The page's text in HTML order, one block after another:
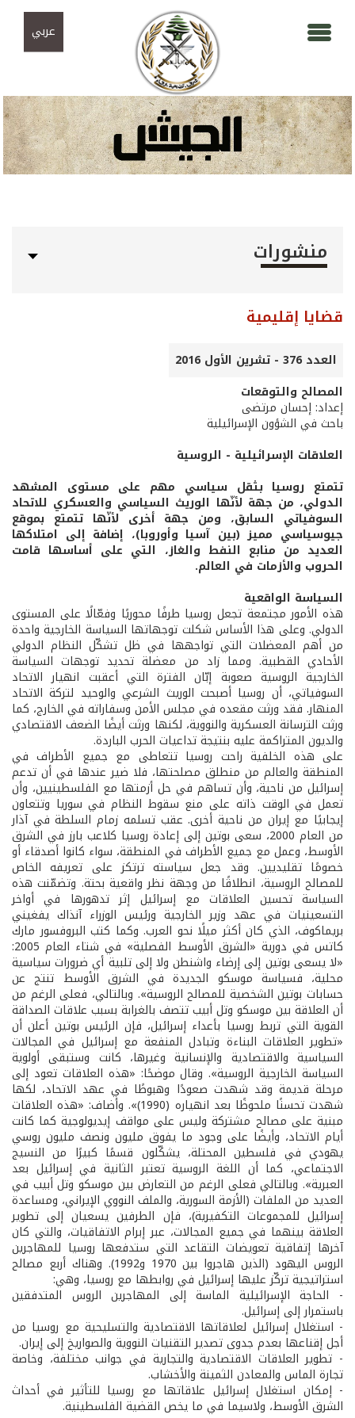
عربي
منشورات
قضايا إقليمية
العدد 376 - تشرين الأول 2016
المصالح والتوقعات
إعداد: إحسان مرتضى
باحث في الشؤون الإسرائيلية
العلاقات الإسرائيلية - الروسية
تتمتع روسيا بثقل سياسي مهم على مستوى المشهد
الدولي، من جهة لأنّها الوريث السياسي والعسكري للاتحاد
السوفياتي السابق، ومن جهة أخرى لأنّها تتمتع بموقع
جيوسياسي مميز (بين آسيا وأوروبا)، إضافة إلى امتلاكها
العديد من منابع النفط والغاز، التي على أساسها قامت
الحروب والأزمات في العالم.
السياسة الواقعية
هذه الأمور مجتمعة تجعل روسيا طرفًا محوريًا وفعّالًا على المستوى
الدولي. وعلى هذا الأساس شكلت توجهاتها السياسة الخارجية واحدة
من أهم المعضلات التي تواجهها في ظل تشكّل النظام الدولي
الأحادي القطبية. ومما زاد من معضلة تحديد توجهات السياسة
الخارجية الروسية صعوبة إبّان الفترة التي أعقبت انهيار الاتحاد
السوفياتي، أن روسيا أصبحت الوريث الشرعي والوحيد لتركة الاتحاد
المنهار. فقد ورثت مقعده في مجلس الأمن وسفاراته في الخارج، كما
ورثت الترسانة العسكرية والنووية، لكنها ورثت أيضًا الضعف الاقتصادي
والديون المتراكمة عليه بنتيجة تداعيات الحرب الباردة.
على هذه الخلفية راحت روسيا تتعاطى مع جميع الأطراف في
المنطقة والعالم من منطلق مصلحتها، فلا ضير عندها في أن تدعم
إسرائيل من ناحية، وأن تساهم في حل أزمتها مع الفلسطينيين، وأن
تعمل في الوقت ذاته على منع سقوط النظام في سوريا وتتعاون
إيجابيًا مع إيران من ناحية أخرى. عقب تسلمه زمام السلطة في آذار
من العام 2000، سعى بوتين إلى إعادة روسيا كلاعب بارز في الشرق
الأوسط، وعمل مع جميع الأطراف في المنطقة، سواء كانوا أصدقاء أو
خصومًا تقليديين. وقد جعل سياسته ترتكز على تعريفه الخاص
للمصالح الروسية، انطلاقًا من وجهة نظر واقعية بحتة. وتضمّنت هذه
السياسة تحسين العلاقات مع إسرائيل إثر تدهورها في أواخر
التسعينيات في عهد وزير الخارجية ورئيس الوزراء آنذاك يفغيني
بريماكوف، الذي كان أكثر ميلًا نحو العرب. وكما كتب البروفسور مارك
كاتس في دورية «الشرق الأوسط الفصلية» في شتاء العام 2005:
«لا يسعى بوتين إلى إرضاء واشنطن ولا إلى تلبية أي ضرورات سياسية
محلية، فسياسة موسكو الجديدة في الشرق الأوسط تنتج عن
حسابات بوتين الشخصية للمصالح الروسية». وبالتالي، فعلى الرغم من
أن العلاقة بين موسكو وتل أبيب تتصف بالغرابة بسبب علاقات الصداقة
القوية التي تربط روسيا بأعداء إسرائيل، فإن الرئيس بوتين أعلن أن
«تطوير العلاقات البناءة وتبادل المنفعة مع إسرائيل في المجالات
السياسية والاقتصادية والإنسانية وغيرها، كانت وستبقى أولوية
السياسة الخارجية الروسية». وقال موضحًا: «هذه العلاقات تعود إلى
مرحلة قديمة وقد شهدت صعودًا وهبوطًا في عهد الاتحاد، لكها
شهدت تحسنًا ملحوظًا بعد انهياره (1990)». وأضاف: «هذه العلاقات
مبنية على مصالح مشتركة وليس على مواقف إيديولوجية كما كانت
أيام الاتحاد، وأيضًا على وجود ما يفوق مليون ونصف مليون روسي
يهودي في فلسطين المحتلة، يشكّلون قسمًا كبيرًا من النسيج
الاجتماعي، كما أن اللغة الروسية تعتبر الثانية في إسرائيل بعد
العبرية». وبالتالي فعلى الرغم من التعارض بين موسكو وتل أبيب في
العديد من الملفات (الأزمة السورية، والملف النووي الإيراني، ومساعدة
إسرائيل للمجموعات التكفيرية)، فإن الطرفين يسعيان إلى تطوير
العلاقة بينهما في جميع المجالات، عبر إبرام الاتفاقيات، والتي كان
آخرها إتفاقية تعويضات التقاعد التي ستدفعها روسيا للمهاجرين
الروس اليهود (الذين هاجروا بين 1970 و1992). وهناك أربع مصالح
استراتيجية تركّز عليها إسرائيل في روابطها مع روسيا، وهي:
- الحاجة الإسرائيلية الماسة إلى المهاجرين الروس المتدفقين
باستمرار إلى إسرائيل.
- استغلال إسرائيل لعلاقاتها الاقتصادية والتسليحية مع روسيا من
أجل إقناعها بعدم جدوى تصدير التقنيات النووية والصواريخ إلى إيران.
- تطوير العلاقات الاقتصادية والتجارية في جوانب مختلفة، وخاصة
تجارة الماس والمعادن الثمينة والأخشاب.
- إمكان استغلال إسرائيل علاقاتها مع روسيا للتأثير في أحداث
الشرق الأوسط، ولاسيما في ما يخص القضية الفلسطينية.